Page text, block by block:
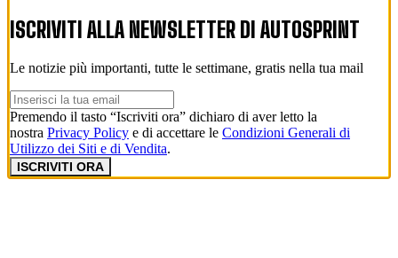
ISCRIVITI ALLA NEWSLETTER DI AUTOSPRINT
Le notizie più importanti, tutte le settimane, gratis nella tua mail
Premendo il tasto “Iscriviti ora” dichiaro di aver letto la
nostra Privacy Policy e di accettare le Condizioni Generali di
Utilizzo dei Siti e di Vendita.
ISCRIVITI ORA